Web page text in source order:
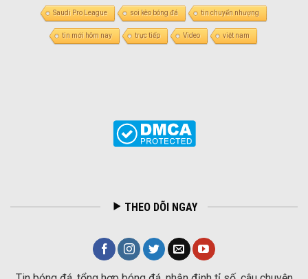
Saudi Pro League soi kèo bóng đá tin chuyển nhượng
tin mới hôm nay trực tiếp Video việt nam
THEO DÕI NGAY